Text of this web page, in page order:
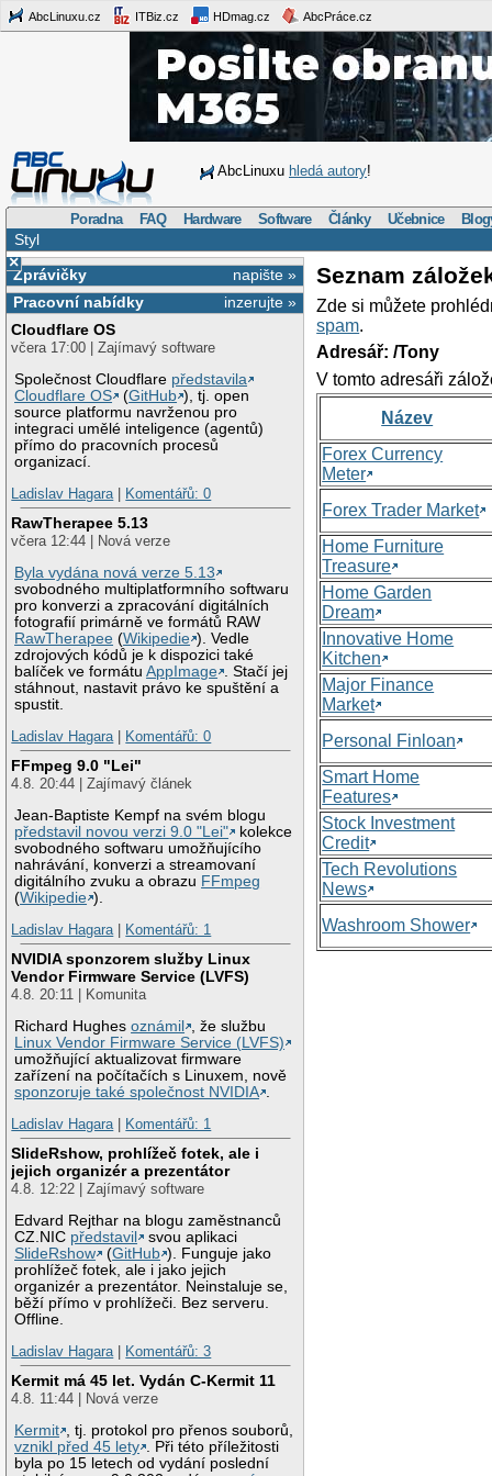
AbcLinuxu.cz ITBiz.cz HDmag.cz AbcPráce.cz
AbcLinuxu hledá autory!
Poradna FAQ Hardware Software Články Učebnice
Styl
×
napište »
Zprávičky
inzerujte »
Pracovní nabídky
Cloudflare OS
včera 17:00 | Zajímavý software
Společnost Cloudflare představila
Cloudflare OS
(GitHub ), tj. open
source platformu navrženou pro
integraci umělé inteligence (agentů)
přímo do pracovních procesů
organizací.
Ladislav Hagara| Komentářů: 0
RawTherapee 5.13
včera 12:44 | Nová verze
Byla vydána nová verze 5.13
svobodného multiplatformního softwaru
pro konverzi a zpracování digitálních
fotografií primárně ve formátů RAW
RawTherapee (Wikipedie ). Vedle
zdrojových kódů je k dispozici také
balíček ve formátuAppImage
. Stačí jej
stáhnout, nastavit právo ke spuštění a
spustit.
Ladislav Hagara| Komentářů: 0
FFmpeg 9.0 "Lei"
4.8. 20:44 | Zajímavý článek
Jean-Baptiste Kempf na svém blogu
představil novou verzi 9.0 "Lei"
kolekce
svobodného softwaru umožňujícího
nahrávání, konverzi a streamovaní
digitálního zvuku a obrazu FFmpeg
(Wikipedie ).
Ladislav Hagara| Komentářů: 1
NVIDIA sponzorem služby Linux
Vendor Firmware Service (LVFS)
4.8. 20:11 | Komunita
Richard Hughesoznámil
, že službu
Linux Vendor Firmware Service (LVFS)
umožňující aktualizovat firmware
zařízení na počítačích s Linuxem, nově
sponzoruje také společnost NVIDIA
Ladislav Hagara| Komentářů: 1
SlideRshow, prohlížeč fotek, ale i
jejich organizér a prezentátor
4.8. 12:22 | Zajímavý software
Edvard Rejthar na blogu zaměstnanců
CZ.NIC představil
svou aplikaci
SlideRshow
(GitHub ). Funguje jako
prohlížeč fotek, ale i jako jejich
organizér a prezentátor. Neinstaluje se,
běží přímo v prohlížeči. Bez serveru.
Offline.
Ladislav Hagara| Komentářů: 3
Kermit má 45 let. Vydán C-Kermit 11
4.8. 11:44 | Nová verze
Kermit
, tj. protokol pro přenos souborů,
vznikl před 45 lety
. Při této příležitosti
byla po 15 letech od vydání poslední
Seznam
Zde si můžete
spam.
Adresář: /Tony
V tomto adresáři
Název
Forex Currency
Meter
Forex Trader Market
Home Furniture
Treasure
Home Garden
Dream
Innovative Home
Kitchen
Major Finance
Market
Personal Finloan
Smart Home
Features
Stock Investment
Credit
Tech Revolutions
News
Washroom Shower